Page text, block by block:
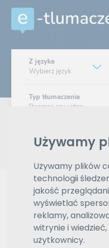
Używamy
Używamy plików
technologii
jakość
wyświetlać
reklamy,
witrynie i
użytkownicy.
Z języka
Wybierz język
Typ tłumaczenia
Pisemne czy ustne
ZAMÓW